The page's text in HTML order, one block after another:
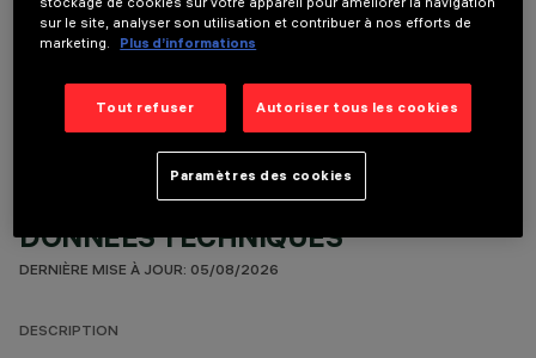
DONNÉES TECHNIQUES
DERNIÈRE MISE À JOUR: 05/08/2026
DESCRIPTION
sur le site, analyser son utilisation et contribuer à nos efforts de
marketing.
Plus d’informations
Tout refuser Autoriser tous les cookies
Paramètres des cookies